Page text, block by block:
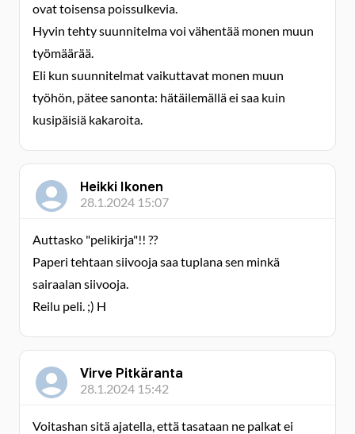
ovat toisensa poissulkevia.
Hyvin tehty suunnitelma voi vähentää monen muun
työmäärää.
Eli kun suunnitelmat vaikuttavat monen muun
työhön, pätee sanonta: hätäilemällä ei saa kuin
kusipäisiä kakaroita.
Heikki Ikonen
28.1.2024 15:07
Auttasko "pelikirja"!! ??
Paperi tehtaan siivooja saa tuplana sen minkä
sairaalan siivooja.
Reilu peli. ;) H
Virve Pitkäranta
28.1.2024 15:42
Voitashan sitä ajatella, että tasataan ne palkat ei